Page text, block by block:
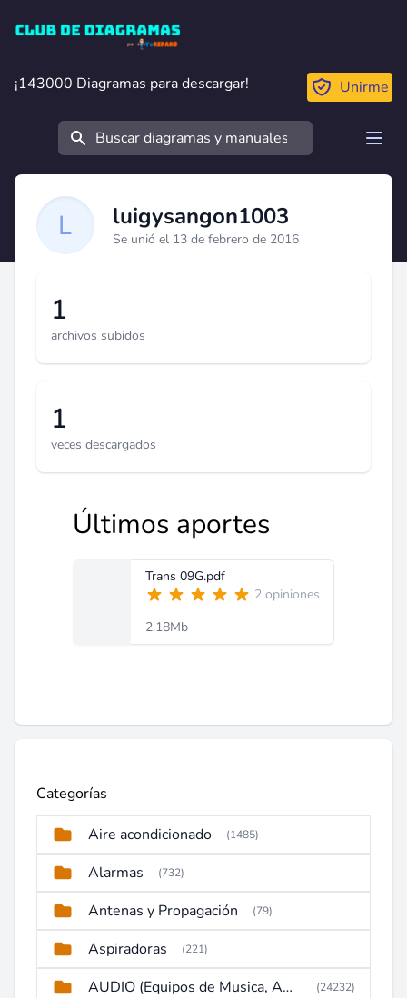
Club de Diagramas
¡143000 Diagramas para descargar!
¡143000 Diagramas para descargar! Unirme
Buscar
luigysangon1003
Se unió el 13 de febrero de 2016
1
archivos subidos
1
veces descargados
Últimos aportes
Trans 09G.pdf
2 opiniones
2.18Mb
Categorías
Aire acondicionado (1485)
Alarmas (732)
Antenas y Propagación (79)
Aspiradoras (221)
AUDIO (Equipos de Musica, Amplificadores, Reproductores, Etc) (24232)